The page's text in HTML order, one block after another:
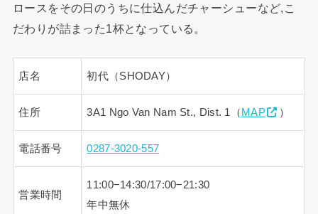
ロースをその日のうちに仕込んだチャーシューなど,こ
だわりが詰まった1杯となっている。
店名 初代（SHODAY）
住所 3A1 Ngo Van Nam St., Dist. 1（ MAP ）
電話番号 0287-3020-557
営業時間
11:00−14:30/17:00−21:30
年中無休